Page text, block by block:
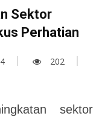
Sektor
Perhatian
202
sektor